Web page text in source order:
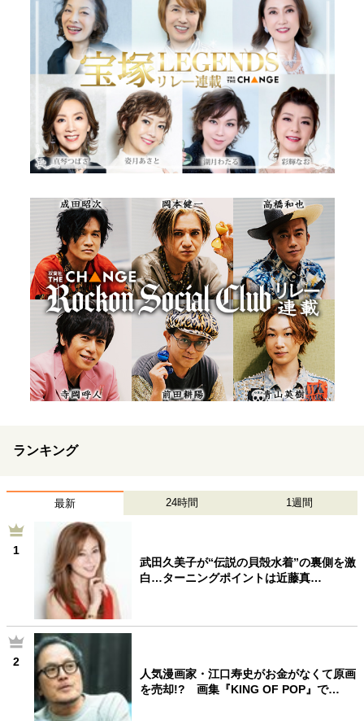
ランキング
最新 24時間 1週間
1
武田久美子が“伝説の貝殻水着”の裏側を激
白…ターニングポイントは近藤真…
2
人気漫画家・江口寿史がお金がなくて原画
を売却!? 画集『KING OF POP』で…